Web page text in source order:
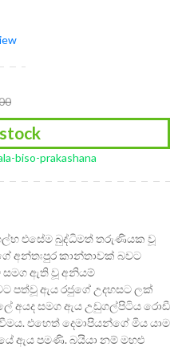
biso-prakashana
එසේම බුද්ධිමත් තරුණියක වූ
අන්තඃපුර කාන්තාවක් බවට
සමග ඇති වූ අනියම්
පත්වූ ඇය රජුගේ උදහසට ලක්
අයද සමග ඇය උඩුගල්පිටිය රොඩී
එහෙත් දෙමාපියන්ගේ මිය යාම
ඇය පමණි. බයියා නම් මහළු